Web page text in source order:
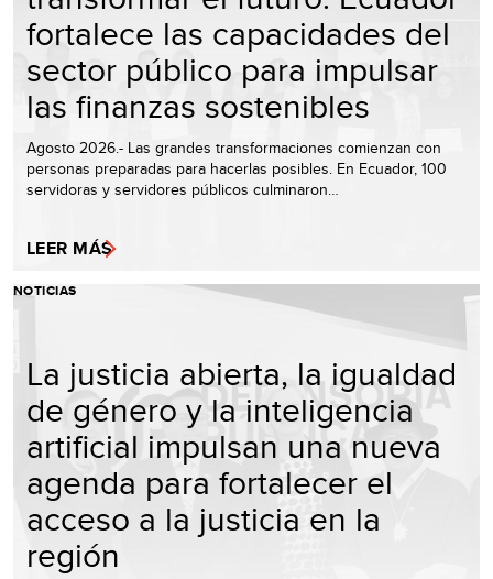
fortalece las capacidades del
sector público para impulsar
las finanzas sostenibles
Agosto 2026.- Las grandes transformaciones comienzan con
personas preparadas para hacerlas posibles. En Ecuador, 100
servidoras y servidores públicos culminaron…
LEER MÁS
NOTICIAS
La justicia abierta, la igualdad
de género y la inteligencia
artificial impulsan una nueva
agenda para fortalecer el
acceso a la justicia en la
región